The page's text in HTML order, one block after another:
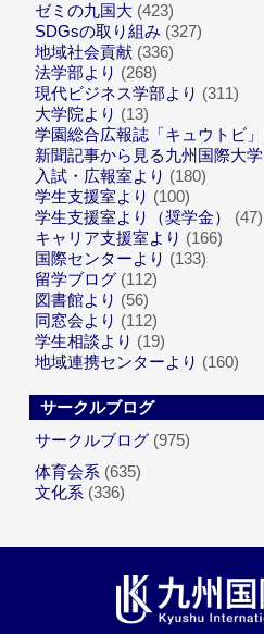
ゼミの九国大 (423)
SDGsの取り組み (327)
地域社会貢献 (336)
法学部より (268)
現代ビジネス学部より (311)
大学院より (13)
学園総合広報誌「キュウトビ」
新聞記事から見る九州国際大学
入試・広報室より (180)
学生支援室より (100)
学生支援室より（奨学金）
(47)
キャリア支援室より (166)
国際センターより (133)
留学ブログ (112)
図書館より (56)
同窓会より (112)
学生相談より (19)
地域連携センターより (160)
サークルブログ
サークルブログ (975)
体育会系 (635)
文化系 (336)